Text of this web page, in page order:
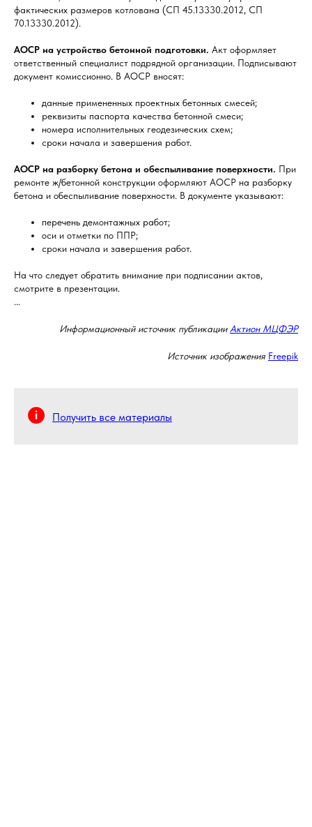
фактических размеров котлована (СП 45.13330.2012, СП
70.13330.2012).
АОСР на устройство бетонной подготовки. Акт оформляет
ответственный специалист подрядной организации. Подписывают
документ комиссионно. В АОСР вносят:
данные примененных проектных бетонных смесей;
реквизиты паспорта качества бетонной смеси;
номера исполнительных геодезических схем;
сроки начала и завершения работ.
АОСР на разборку бетона и обеспыливание поверхности. При
ремонте ж/бетонной конструкции оформляют АОСР на разборку
бетона и обеспыливание поверхности. В документе указывают:
перечень демонтажных работ;
оси и отметки по ППР;
сроки начала и завершения работ.
На что следует обратить внимание при подписании актов,
смотрите в презентации.
...
Информационный источник публикацииАктион МЦФЭР
Источник изображения Freepik
Получить все материалы